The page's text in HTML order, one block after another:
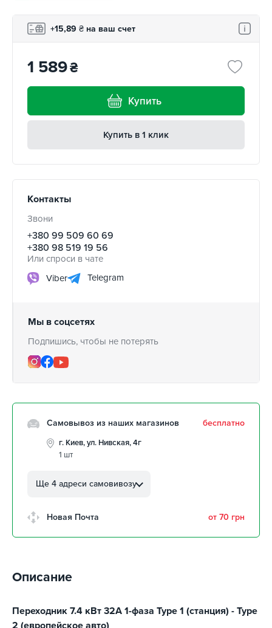
+15,89 ₴ на ваш счет
1 589₴
Купить
Купить в 1 клик
Контакты
Звони
+380 99 509 60 69
+380 98 519 19 56
Или спроси в чате
Viber
Telegram
Мы в соцсетях
Подпишись, чтобы не потерять
Самовывоз из наших магазинов бесплатно
г. Киев, ул. Нивская, 4г
1 шт
Автолюбителей, 8а
авторынок
г. Киев, ул. Остафия
Ще 4 адреси самовивозу
Новая Почта от 70 грн
Описание
Переходник 7.4 кВт 32А 1-фаза Type 1 (станция) - Type
2 (европейское авто)